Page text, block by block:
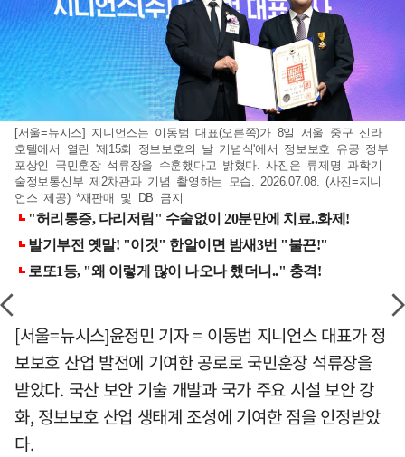
[서울=뉴시스] 지니언스는 이동범 대표(오른쪽)가 8일 서울 중구 신라
호텔에서 열린 '제15회 정보보호의 날 기념식'에서 정보보호 유공 정부
포상인 국민훈장 석류장을 수훈했다고 밝혔다. 사진은 류제명 과학기
술정보통신부 제2차관과 기념 촬영하는 모습. 2026.07.08. (사진=지니
언스 제공) *재판매 및 DB 금지
[서울=뉴시스]윤정민 기자 = 이동범 지니언스 대표가 정
보보호 산업 발전에 기여한 공로로 국민훈장 석류장을
받았다. 국산 보안 기술 개발과 국가 주요 시설 보안 강
화, 정보보호 산업 생태계 조성에 기여한 점을 인정받았
다.